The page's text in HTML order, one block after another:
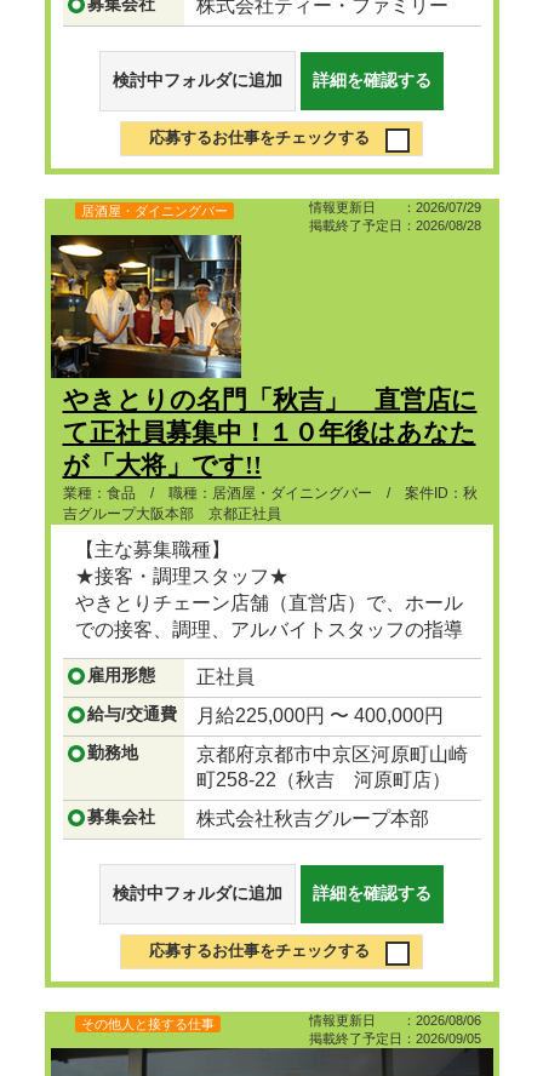
株式会社ティー・ファミリー
検討中フォルダに追加 詳細を確認する
応募するお仕事をチェックする
情報更新日 ：2026/07/29
掲載終了予定日：2026/08/28
居酒屋・ダイニングバー
やきとりの名門「秋吉」 直営店に
て正社員募集中！１０年後はあなた
が「大将」です!!
業種：食品 / 職種：居酒屋・ダイニングバー / 案件ID：秋
吉グループ大阪本部 京都正社員
【主な募集職種】
★接客・調理スタッフ★
やきとりチェーン店舗（直営店）で、ホール
での接客、調理、アルバイトスタッフの指導
等。
...つづきを見る
雇用形態 正社員
給与/交通費 月給225,000円 〜 400,000円
勤務地
京都府京都市中京区河原町山崎
町258-22（秋吉 河原町店）
募集会社 株式会社秋吉グループ本部
検討中フォルダに追加 詳細を確認する
応募するお仕事をチェックする
情報更新日 ：2026/08/06
掲載終了予定日：2026/09/05
その他人と接する仕事